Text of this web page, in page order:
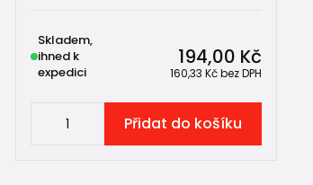
194,00 Kč
160,33 Kčbez DPH
Skladem,
ihned k
expedici
Přidat do košíku